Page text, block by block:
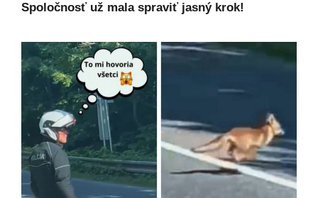
Spoločnosť už mala spraviť jasný krok!